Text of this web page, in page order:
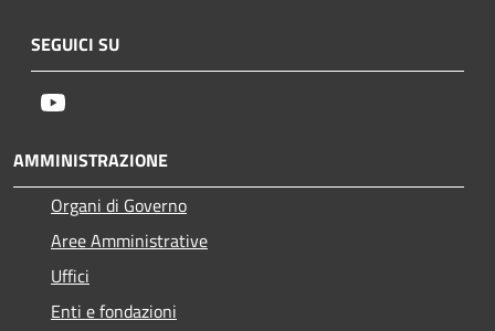
SEGUICI SU
AMMINISTRAZIONE
Organi di Governo
Aree Amministrative
Uffici
Enti e fondazioni